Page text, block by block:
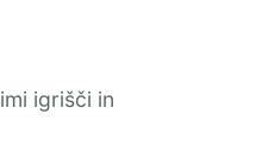
igrišči in